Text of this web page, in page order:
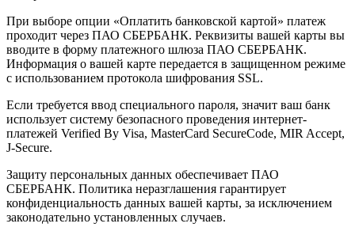
При выборе опции «Оплатить банковской картой» платеж
проходит через ПАО СБЕРБАНК. Реквизиты вашей карты вы
вводите в форму платежного шлюза ПАО СБЕРБАНК.
Информация о вашей карте передается в защищенном режиме
с использованием протокола шифрования SSL.
Если требуется ввод специального пароля, значит ваш банк
использует систему безопасного проведения интернет-
платежей Verified By Visa, MasterCard SecureCode, MIR Accept,
J-Secure.
Защиту персональных данных обеспечивает ПАО
СБЕРБАНК. Политика неразглашения гарантирует
конфиденциальность данных вашей карты, за исключением
законодательно установленных случаев.